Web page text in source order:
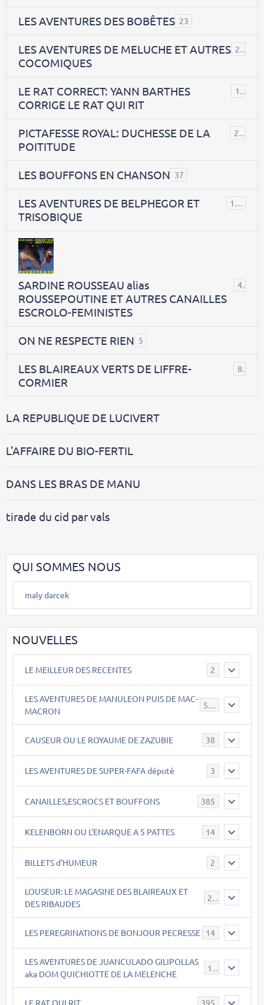
LES AVENTURES DES BOBÊTES 23
LES AVENTURES DE MELUCHE ET AUTRES
COCOMIQUES
22
LE RAT CORRECT: YANN BARTHES
CORRIGE LE RAT QUI RIT
15
PICTAFESSE ROYAL: DUCHESSE DE LA
POITITUDE
23
LES BOUFFONS EN CHANSON 37
LES AVENTURES DE BELPHEGOR ET
TRISOBIQUE
147
SARDINE ROUSSEAU alias
ROUSSEPOUTINE ET AUTRES CANAILLES
ESCROLO-FEMINISTES
40
ON NE RESPECTE RIEN 5
LES BLAIREAUX VERTS DE LIFFRE-
CORMIER
8
LA REPUBLIQUE DE LUCIVERT
L'AFFAIRE DU BIO-FERTIL
DANS LES BRAS DE MANU
tirade du cid par vals
QUI SOMMES NOUS
maly darcek
NOUVELLES
LE MEILLEUR DES RECENTES 2
LES AVENTURES DE MANULEON PUIS DE MAC-
MACRON
543
CAUSEUR OU LE ROYAUME DE ZAZUBIE 38
LES AVENTURES DE SUPER-FAFA député 3
CANAILLES,ESCROCS ET BOUFFONS 385
KELENBORN OU L'ENARQUE A 5 PATTES 14
BILLETS d'HUMEUR 2
LOUSEUR: LE MAGASINE DES BLAIREAUX ET
DES RIBAUDES
21
LES PEREGRINATIONS DE BONJOUR PECRESSE 14
LES AVENTURES DE JUANCULADO GILIPOLLAS
aka DOM QUICHIOTTE DE LA MELENCHE
119
LE RAT QUI RIT 395